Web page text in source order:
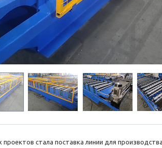
стала поставка линии для